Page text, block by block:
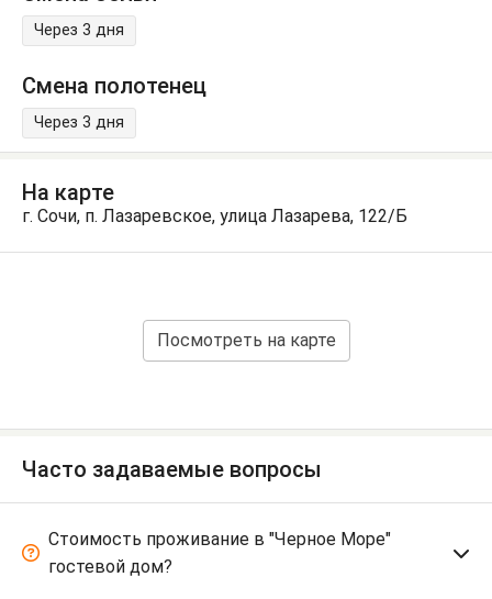
Через 3 дня
Смена полотенец
Через 3 дня
На карте
г. Сочи, п. Лазаревское, улица Лазарева, 122/Б
Посмотреть на карте
Часто задаваемые вопросы
Стоимость проживание в "Черное Море"
гостевой дом?